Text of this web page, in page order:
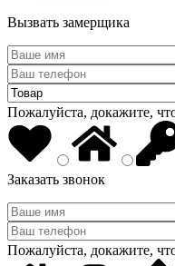
Вызвать замерщика
Пожалуйста, докажите,
Заказать звонок
Пожалуйста, докажите,